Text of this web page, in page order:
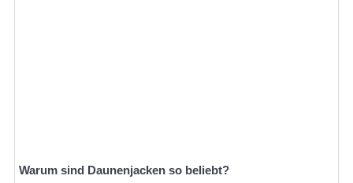
Warum sind Daunenjacken so beliebt?